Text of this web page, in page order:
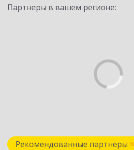
Партнеры в вашем регионе:
Рекомендованные партнеры